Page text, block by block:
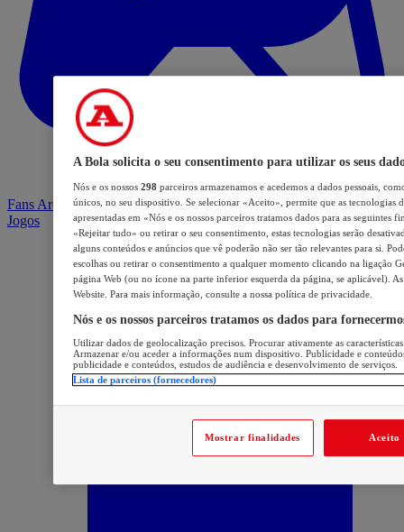
Fans Arena
Jogos
A Bola solicita o seu consentimento para utilizar os seus
Nós e os nossos 298 parceiros armazenamos e acedemos a dados pessoais,
únicos, no seu dispositivo. Se selecionar «Aceito», permite que as tecnologias
apresentadas em «Nós e os nossos parceiros tratamos dados para as seguintes
«Rejeitar tudo» ou retirar o seu consentimento, estas tecnologias serão
alguns conteúdos e anúncios que vê poderão não ser tão relevantes para si.
escolhas ou retirar o consentimento a qualquer momento clicando na ligação
página Web (ou no ícone na parte inferior esquerda da página, se aplicável). As
Website. Para mais informação, consulte a nossa política de privacidade.
Nós e os nossos parceiros tratamos os dados para
Utilizar dados de geolocalização precisos. Procurar ativamente as
Armazenar e/ou aceder a informações num dispositivo. Publicidade e
publicidade e conteúdos, estudos de audiência e desenvolvimento de serviços.
Lista de parceiros (fornecedores)
Mostrar finalidades Aceito